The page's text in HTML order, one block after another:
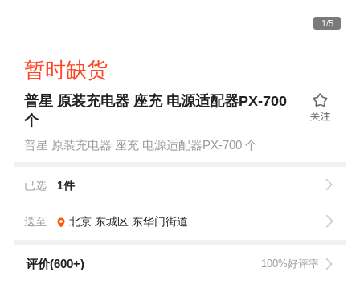
1/5
暂时缺货
普星 原装充电器 座充 电源适配器PX-700
个
普星 原装充电器 座充 电源适配器PX-700 个
已选 1件
送至 北京 东城区 东华门街道
评价(600+) 100%好评率